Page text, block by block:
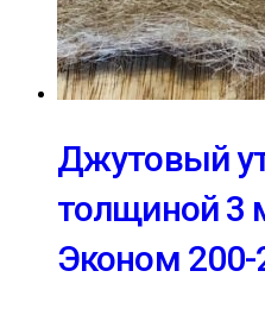
Джутовый
толщиной
Эконом